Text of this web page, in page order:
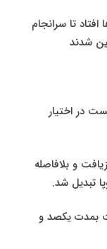
تا سرانجام
شدند
در اختیار
و بلافاصله
تبدیل شد.
بمدت یکصد و